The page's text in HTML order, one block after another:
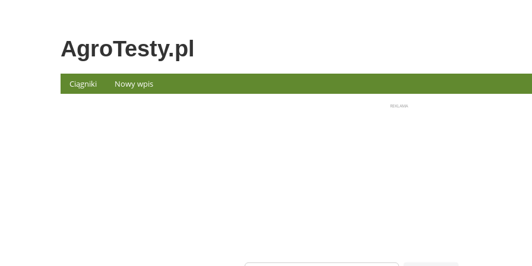
AgroTesty.pl
Ciągniki Nowy wpis